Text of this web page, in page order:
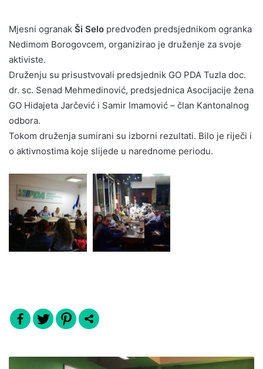
Mjesni ogranak Ši Selo predvođen predsjednikom ogranka
Nedimom Borogovcem, organizirao je druženje za svoje
aktiviste.
Druženju su prisustvovali predsjednik GO PDA Tuzla doc.
dr. sc. Senad Mehmedinović, predsjednica Asocijacije žena
GO Hidajeta Jarčević i Samir Imamović – član Kantonalnog
odbora.
Tokom druženja sumirani su izborni rezultati. Bilo je riječi i
o aktivnostima koje slijede u narednome periodu.